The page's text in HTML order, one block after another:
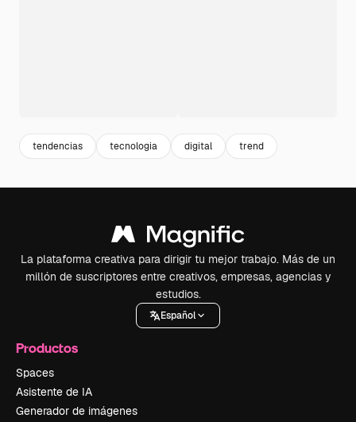
tendencias tecnologia digital trend
La plataforma creativa para dirigir tu mejor trabajo. Más de un
millón de suscriptores entre creativos, empresas, agencias y
estudios.
Español
Productos
Spaces
Asistente de IA
Generador de imágenes